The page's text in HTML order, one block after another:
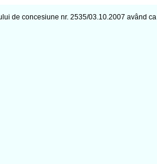
de concesiune nr. 2535/03.10.2007 având